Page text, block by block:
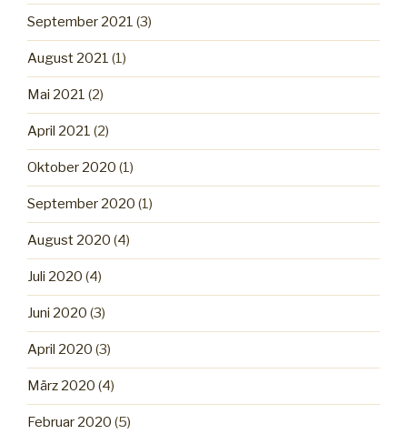
September 2021 (3)
August 2021 (1)
Mai 2021 (2)
April 2021 (2)
Oktober 2020 (1)
September 2020 (1)
August 2020 (4)
Juli 2020 (4)
Juni 2020 (3)
April 2020 (3)
März 2020 (4)
Februar 2020 (5)